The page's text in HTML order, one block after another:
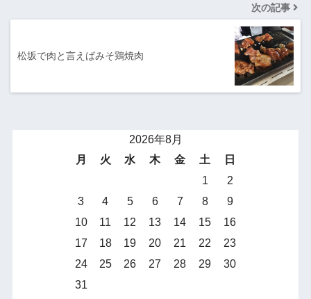
次の記事
松坂で肉と言えばみそ鶏焼肉
2026年8月
月
火 水 木 金 土
日
1
2
3
4 5 6 7 8
9
10
11 12 13 14 15
16
17
18 19 20 21 22
23
24
25 26 27 28 29
30
31